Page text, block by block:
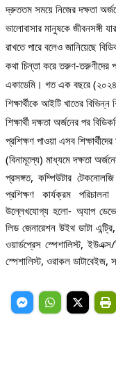
দ্রুততম সময়ে নিজের দক্ষতা
ভালোবাসার মানুষকে জীবনসঙ্গী
রাখতে পারে বলেও জানিয়েছে
কথা চিন্তা করে তরুণ-তরুণীদের
একাডেমি। গত এক বছরে (২০২৪
শিক্ষার্থীকে আইটি খাতের
শিক্ষার্থী দক্ষতা অর্জনের পর
প্রশিক্ষণ পাওয়া এসব
(বিনামূল্যে) মাধ্যমে দক্ষতা
প্রসঙ্গত, কম্পিউটার
প্রশিক্ষণ কার্যক্রম
উল্লেখযোগ্য হলো- অ্যাপ
লিড জেনারেশন উইথ ডাটা
ওয়ার্ডপ্রেস স্পেশালিস্ট,
স্পেশালিস্ট, ওরাকল ডাটাবেইজ,